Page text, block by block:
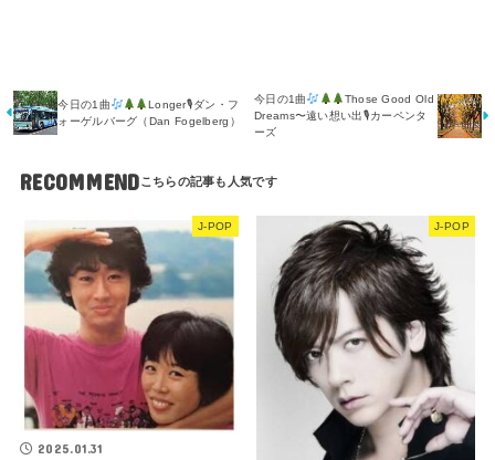
今日の1曲
Longer🎙ダン・フ
ォーゲルバーグ（Dan Fogelberg）
今日の1曲
Those Good Old
Dreams〜遠い想い出🎙カーペンタ
ーズ
RECOMMEND
J-POP
2025.01.31
J-POP